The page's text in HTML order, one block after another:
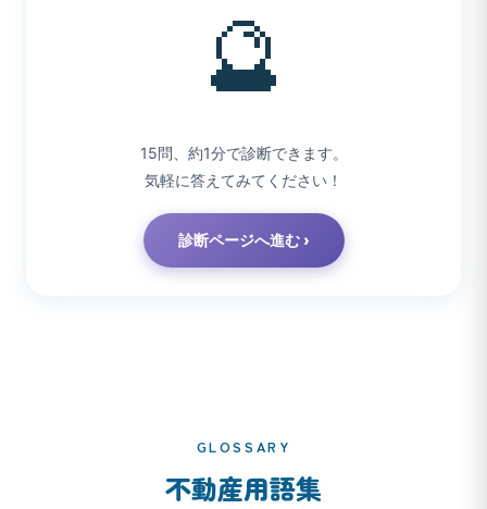
🔮
15問、約1分で診断できます。
気軽に答えてみてください！
診断ページへ進む ›
GLOSSARY
不動産用語集